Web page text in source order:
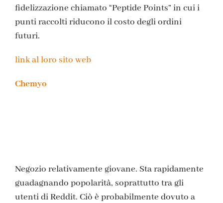
fidelizzazione chiamato “Peptide Points” in cui i
punti raccolti riducono il costo degli ordini
futuri.
link al loro sito web
Chemyo
Negozio relativamente giovane. Sta rapidamente
guadagnando popolarità, soprattutto tra gli
utenti di Reddit. Ciò è probabilmente dovuto a